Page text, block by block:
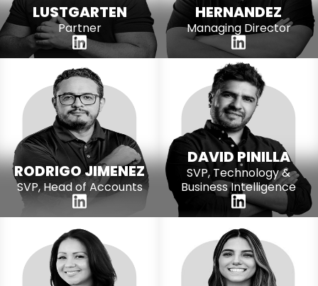
LUSTGARTEN
Partner
HERNANDEZ
Managing Director
RODRIGO JIMENEZ
SVP, Head of Accounts
DAVID PINILLA
SVP, Technology &
Business Intelligence